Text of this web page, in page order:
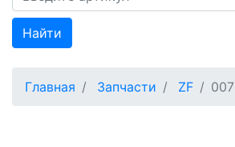
Найти
Главная Запчасти ZF